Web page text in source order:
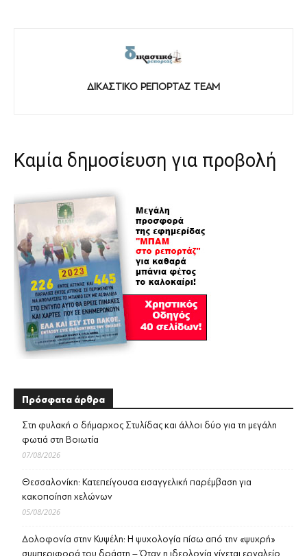
ΔΙΚΑΣΤΙΚΟ ΡΕΠΟΡΤΑΖ TEAM
Καμία δημοσίευση για προβολή
Πρόσφατα άρθρα
Στη φυλακή ο δήμαρχος Στυλίδας και άλλοι δύο για τη μεγάλη
φωτιά στη Βοιωτία
07/08/2026
Θεσσαλονίκη: Κατεπείγουσα εισαγγελική παρέμβαση για
κακοποίηση χελώνων
05/08/2026
Δολοφονία στην Κυψέλη: Η ψυχολογία πίσω από την «ψυχρή»
συμπεριφορά του δράστη – Όταν η ιδεολογία γίνεται εργαλείο